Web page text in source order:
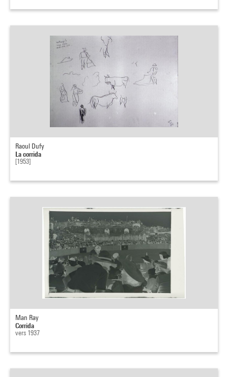
Raoul Dufy
La corrida
[1953]
Man Ray
Corrida
vers 1937